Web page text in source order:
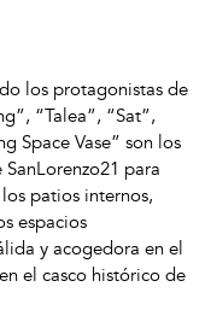
los protagonistas de
“Talea”, “Sat”,
Space Vase” son los
para
patios internos,
espacios
y acogedora en el
el casco histórico de